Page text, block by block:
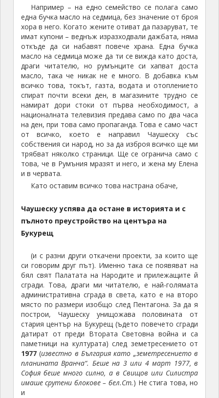
Например – на едно семейство се полага само
една бучка масло на седмица, без значение от броя
хора в него. Когато жените отиват да пазаруват, те
имат купони – веднъж изразходвали дажбата, няма
откъде да си набавят повече храна. Една бучка
масло на седмица може да ти се вижда като доста,
драги читателю, но румънците си хапват доста
масло, така че никак не е много. В добавка към
всичко това, токът, газта, водата и отоплението
спират почти всеки ден, в магазините трудно се
намират дори стоки от първа необходимост, а
националната телевизия предава само по два часа
на ден, при това само пропаганда. Това е само част
от всичко, което е направил Чаушеску със
собствения си народ, но за да изброя всичко ще ми
трябват няколко страници. Ще се огранича само с
това, че в Румъния мразят и него, и жена му Елена
и в червата.
Като оставим всичко това настрана обаче,
Чаушеску успява да остане в историята и с
пълното преустройство на центъра на
Букурещ
(и с разни други откачени проекти, за които ще
си говорим друг път). Именно така се появяват на
бял свят Палатата на Народите и прилежащите й
сгради. Това, драги ми читателю, е най-голямата
административна сграда в света, като е на второ
място по размери изобщо след Пентагона. За да я
построи, Чаушеску унищожава половината от
стария център на Букурещ (ъдето повечето сгради
датират от преди Втората Световна война и са
паметници на културата) след земетресението от
1977(известно в България като „земетресението в
планината Вранча“. Беше на 3 или 4 март 1977, в
София беше много силно, а в Свищов или Силистра
имаше срутени блокове – бел.Ст.) Не стига това, но
и